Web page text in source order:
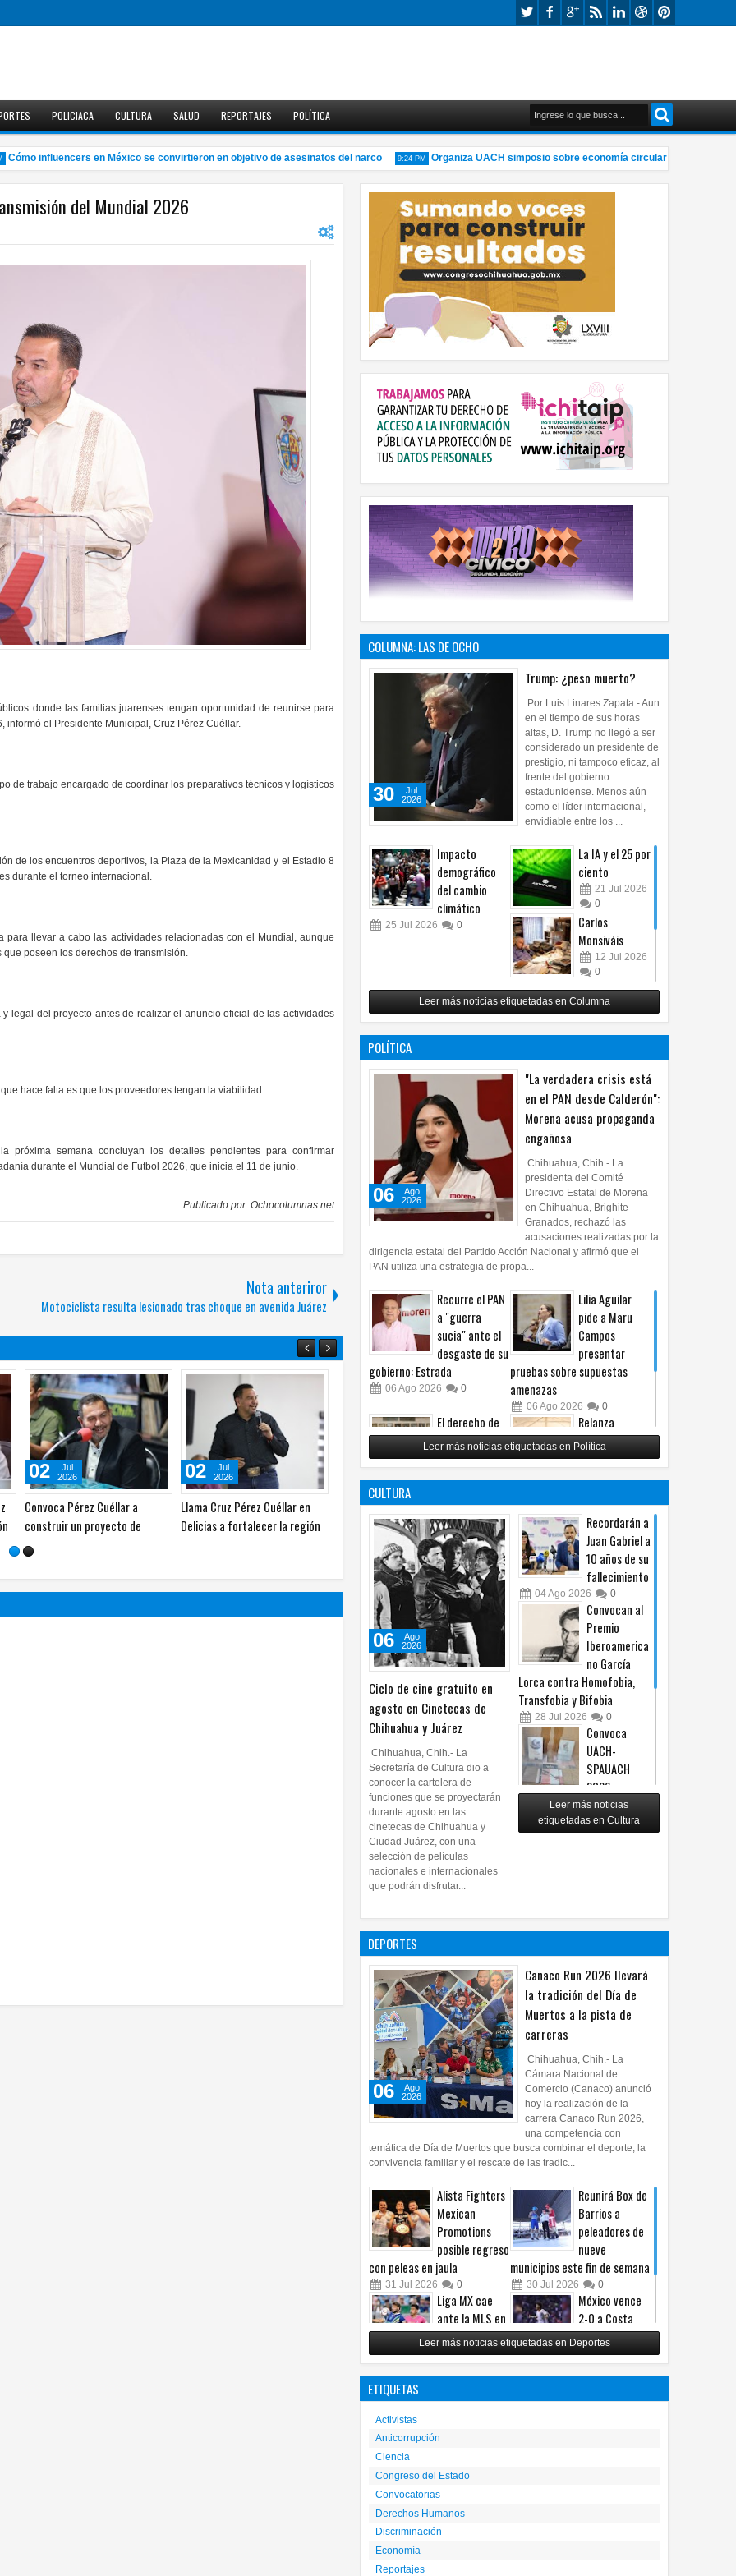
POLICIACA CULTURA SALUD REPORTAJES POLÍTICA
influencers en México se convirtieron en objetivo de asesinatos del narco 9:24 PM Organiza UACH simposio sobre economía circular y materiales
del Mundial 2026
donde las familias juarenses tengan oportunidad de reunirse para
el Presidente Municipal, Cruz Pérez Cuéllar.
de trabajo encargado de coordinar los preparativos técnicos y logísticos
de los encuentros deportivos, la Plaza de la Mexicanidad y el Estadio 8
durante el torneo internacional.
llevar a cabo las actividades relacionadas con el Mundial, aunque
poseen los derechos de transmisión.
legal del proyecto antes de realizar el anuncio oficial de las actividades
hace falta es que los proveedores tengan la viabilidad.
próxima semana concluyan los detalles pendientes para confirmar
durante el Mundial de Futbol 2026, que inicia el 11 de junio.
Publicado por: Ochocolumnas.net
Nota anteriror
Motociclista resulta lesionado tras choque en avenida Juárez
gente:
Adidas y Nike llevan su
competencia a la
28
Jul
2026
¿Mundial de 64 equipos? Estos
son los pros y contras
21
Jul
2026
COLUMNA: LAS DE OCHO
Trump: ¿peso muerto?
30
Jul
2026
Por Luis Linares Zapata.- Aun
en el tiempo de sus horas
altas, D. Trump no llegó a ser
considerado un presidente de
prestigio, ni tampoco eficaz, al
frente del gobierno
estadunidense. Menos aún
como el líder internacional,
envidiable entre los ...
Impacto
demográfico
del cambio
climático
25 Jul 2026 0
La IA y el 25 por
ciento
21 Jul 2026
0
Carlos
Monsiváis
12 Jul 2026
0
Revuelo en la
inteligencia
artificial
0
Leer más noticias etiquetadas en Columna
POLÍTICA
"La verdadera crisis está
en el PAN desde Calderón":
Morena acusa propaganda
engañosa
06
Ago
2026
Chihuahua, Chih.- La
presidenta del Comité
Directivo Estatal de Morena
en Chihuahua, Brighite
Granados, rechazó las
acusaciones realizadas por la
dirigencia estatal del Partido Acción Nacional y afirmó que el
PAN utiliza una estrategia de propa...
Recurre el PAN
a "guerra
sucia" ante el
desgaste de su
gobierno: Estrada
06 Ago 2026 0
Lilia Aguilar
pide a Maru
Campos
presentar
pruebas sobre supuestas
amenazas
06 Ago 2026 0
El derecho de
las audiencias
no es censura,
es un principio
constitucional: González
05Ago 2026 0
Relanza
Villalobos
programa de
afiliación del
05Ago 2026
Leer más noticias etiquetadas en Política
CULTURA
Ciclo de cine gratuito en
agosto en Cinetecas de
Chihuahua y Juárez
06
Ago
2026
Chihuahua, Chih.- La
Secretaría de Cultura dio a
conocer la cartelera de
funciones que se proyectarán
durante agosto en las
cinetecas de Chihuahua y
Ciudad Juárez, con una
selección de películas
nacionales e internacionales
que podrán disfrutar...
Recordarán a
Juan Gabriel a
10 años de su
fallecimiento
04Ago 2026 0
Convocan al
Premio
Iberoamerica
no García
Lorca contra Homofobia,
Transfobia y Bifobia
28 Jul 2026 0
Convoca
UACH-
SPAUACH
2026 a
publicar textos académicos
28 Jul 2026 0
Copian
Leer más noticias
etiquetadas en Cultura
DEPORTES
Canaco Run 2026 llevará
la tradición del Día de
Muertos a la pista de
carreras
06
Ago
2026
Chihuahua, Chih.- La
Cámara Nacional de
Comercio (Canaco) anunció
hoy la realización de la
carrera Canaco Run 2026,
una competencia con
temática de Día de Muertos que busca combinar el deporte, la
convivencia familiar y el rescate de las tradic...
Alista Fighters
Mexican
Promotions
posible regreso
con peleas en jaula
31 Jul 2026 0
Reunirá Box de
Barrios a
peleadores de
nueve
municipios este fin de semana
30 Jul 2026 0
Liga MX cae
ante la MLS en
un intenso
Juego de
Estrellas
29 Jul 2026
México vence
2-0 a Costa
Rica y avanza a
cuartos del
Premundial Sub-20
Leer más noticias etiquetadas en Deportes
ETIQUETAS
Activistas
Anticorrupción
Ciencia
Congreso del Estado
Convocatorias
Derechos Humanos
Discriminación
Economía
Reportajes